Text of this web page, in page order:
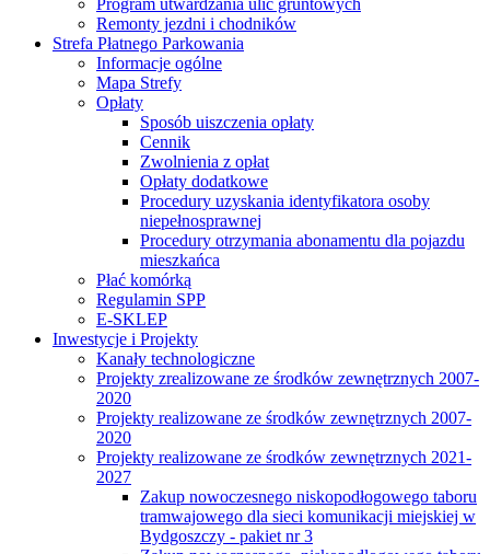
Remonty jezdni i chodników
Strefa Płatnego Parkowania
Informacje ogólne
Mapa Strefy
Opłaty
Sposób uiszczenia opłaty
Cennik
Zwolnienia z opłat
Opłaty dodatkowe
Procedury uzyskania identyfikatora osoby
niepełnosprawnej
Procedury otrzymania abonamentu dla pojazdu
mieszkańca
Płać komórką
Regulamin SPP
E-SKLEP
Inwestycje i Projekty
Kanały technologiczne
Projekty zrealizowane ze środków zewnętrznych 2007-
2020
Projekty realizowane ze środków zewnętrznych 2007-
2020
Projekty realizowane ze środków zewnętrznych 2021-
2027
Zakup nowoczesnego niskopodłogowego taboru
tramwajowego dla sieci komunikacji miejskiej w
Bydgoszczy - pakiet nr 3